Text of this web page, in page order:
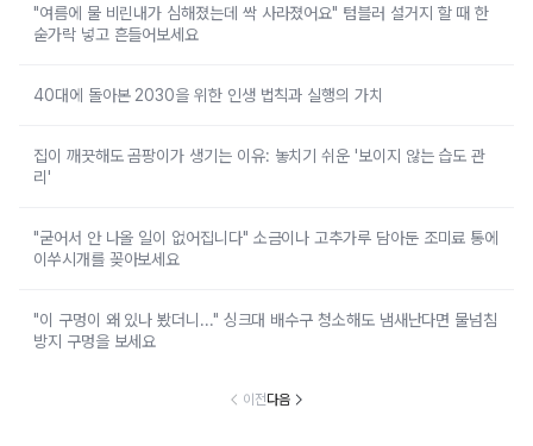
"여름에 물 비린내가 심해졌는데 싹 사라졌어요" 텀블러 설거지 할 때 한
숟가락 넣고 흔들어보세요
40대에 돌아본 2030을 위한 인생 법칙과 실행의 가치
집이 깨끗해도 곰팡이가 생기는 이유: 놓치기 쉬운 '보이지 않는 습도 관
리'
"굳어서 안 나올 일이 없어집니다" 소금이나 고추가루 담아둔 조미료 통에
이쑤시개를 꽂아보세요
"이 구멍이 왜 있나 봤더니..." 싱크대 배수구 청소해도 냄새난다면 물넘침
방지 구멍을 보세요
이전다음